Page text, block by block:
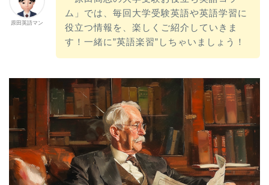
原田英語マン
ム」では、毎回大学受験英語や英語学習に
役立つ情報を、楽しくご紹介していきま
す！一緒に”英語楽習”しちゃいましょう！